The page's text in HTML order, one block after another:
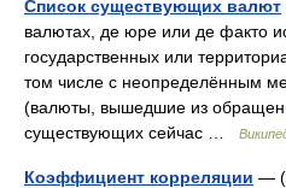
Список существующих валют
валютах, де юре или де факто
государственных или
том числе с неопределённым
(валюты, вышедшие из
существующих сейчас …
Коэффициент корреляции —